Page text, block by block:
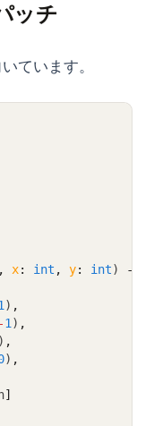
ッチ
ています。
, x: int , y: int) ->
) ,
-1 ) ,
) ,
) ,
]